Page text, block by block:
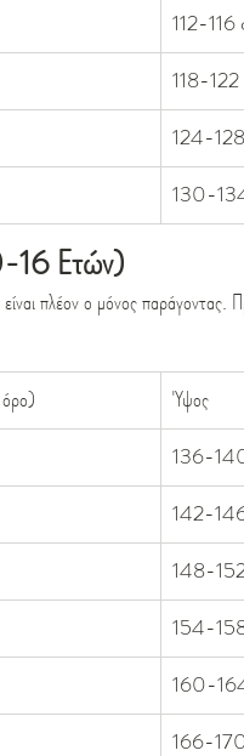
112-116
118-
124-
130-
16 Ετών)
πλέον ο μόνος παράγοντας.
Ύψος
136-
142-
148-
154-
160-
166-